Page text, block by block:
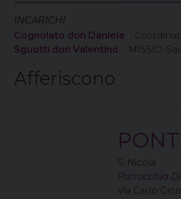
INCARICHI
Cognolato don Daniele
:
Sguotti don Valentino
: MISSIO-
Afferiscono
S. Nicola
Parrocchia
Via Carlo